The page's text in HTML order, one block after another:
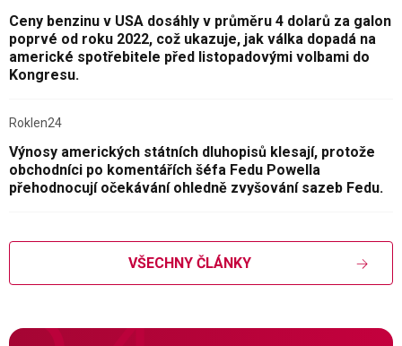
Ceny benzinu v USA dosáhly v průměru 4 dolarů za galon
poprvé od roku 2022, což ukazuje, jak válka dopadá na
americké spotřebitele před listopadovými volbami do
Kongresu.
Roklen24
Výnosy amerických státních dluhopisů klesají, protože
obchodníci po komentářích šéfa Fedu Powella
přehodnocují očekávání ohledně zvyšování sazeb Fedu.
VŠECHNY ČLÁNKY